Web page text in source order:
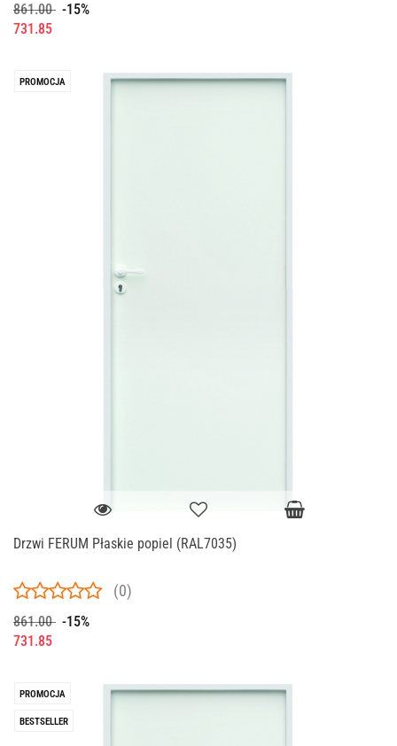
861.00 -15%
731.85
PROMOCJA
Drzwi FERUM Płaskie popiel (RAL7035)
(0)
861.00 -15%
731.85
PROMOCJA
BESTSELLER